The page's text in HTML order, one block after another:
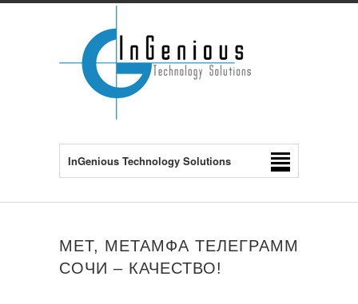
InGenious Technology Solutions
МЕТ, МЕТАМФА ТЕЛЕГРАММ
СОЧИ – КАЧЕСТВО!